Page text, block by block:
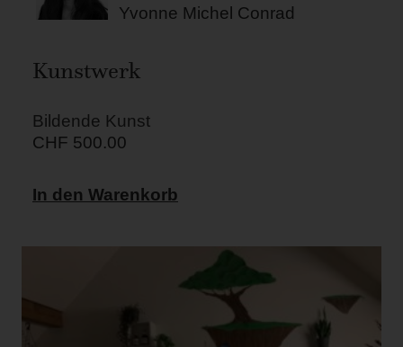
Yvonne Michel Conrad
Kunstwerk
Bildende Kunst
CHF 500.00
In den Warenkorb